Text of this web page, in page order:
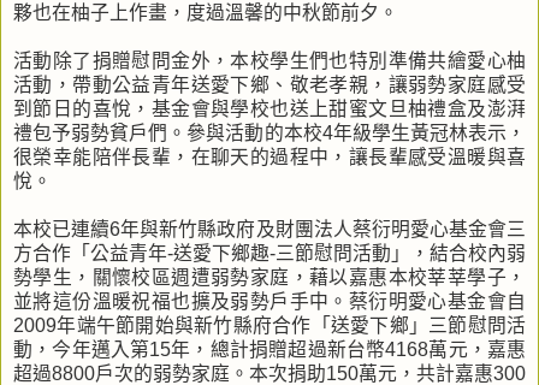
夥也在柚子上作畫，度過溫馨的中秋節前夕。
活動除了捐贈慰問金外，本校學生們也特別準備共繪愛心柚
活動，帶動公益青年送愛下鄉、敬老孝親，讓弱勢家庭感受
到節日的喜悅，基金會與學校也送上甜蜜文旦柚禮盒及澎湃
禮包予弱勢貧戶們。參與活動的本校4年級學生黃冠林表示，
很榮幸能陪伴長輩，在聊天的過程中，讓長輩感受溫暖與喜
悅。
本校已連續6年與新竹縣政府及財團法人蔡衍明愛心基金會三
方合作「公益青年-送愛下鄉趣-三節慰問活動」，結合校內弱
勢學生，關懷校區週遭弱勢家庭，藉以嘉惠本校莘莘學子，
並將這份溫暖祝福也擴及弱勢戶手中。蔡衍明愛心基金會自
2009年端午節開始與新竹縣府合作「送愛下鄉」三節慰問活
動，今年邁入第15年，總計捐贈超過新台幣4168萬元，嘉惠
超過8800戶次的弱勢家庭。本次捐助150萬元，共計嘉惠300